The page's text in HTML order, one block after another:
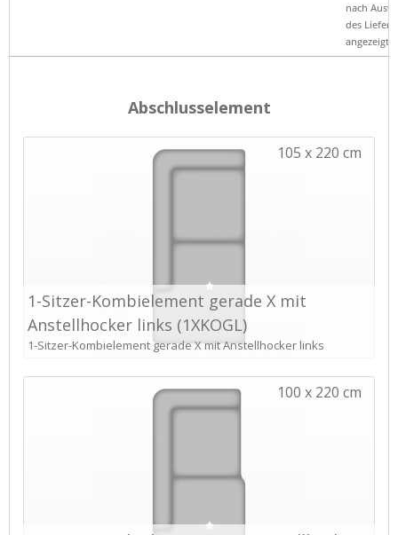
nach
des
angezeigt.